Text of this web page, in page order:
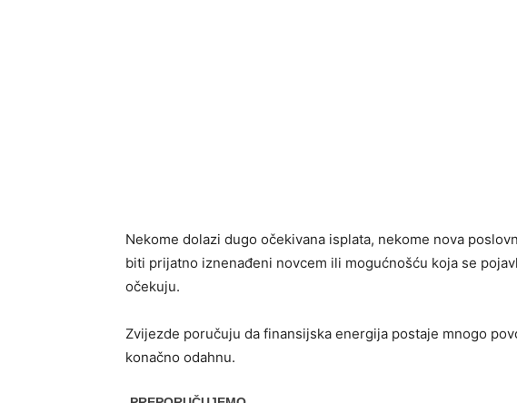
Nekome dolazi dugo očekivana isplata, nekome nova
biti prijatno iznenađeni novcem ili mogućnošću koja se
očekuju.
Zvijezde poručuju da finansijska energija postaje mnogo
konačno odahnu.